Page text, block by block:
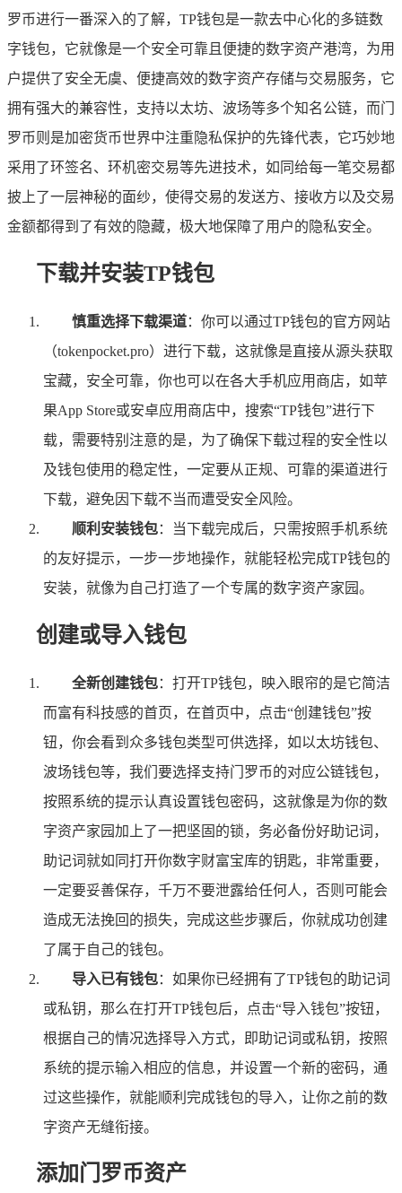
罗币进行一番深入的了解，TP钱包是一款去中心化的多链数
字钱包，它就像是一个安全可靠且便捷的数字资产港湾，为用
户提供了安全无虞、便捷高效的数字资产存储与交易服务，它
拥有强大的兼容性，支持以太坊、波场等多个知名公链，而门
罗币则是加密货币世界中注重隐私保护的先锋代表，它巧妙地
采用了环签名、环机密交易等先进技术，如同给每一笔交易都
披上了一层神秘的面纱，使得交易的发送方、接收方以及交易
金额都得到了有效的隐藏，极大地保障了用户的隐私安全。
下载并安装TP钱包
慎重选择下载渠道：你可以通过TP钱包的官方网站
（tokenpocket.pro）进行下载，这就像是直接从源头获取
宝藏，安全可靠，你也可以在各大手机应用商店，如苹
果App Store或安卓应用商店中，搜索“TP钱包”进行下
载，需要特别注意的是，为了确保下载过程的安全性以
及钱包使用的稳定性，一定要从正规、可靠的渠道进行
下载，避免因下载不当而遭受安全风险。
顺利安装钱包：当下载完成后，只需按照手机系统
的友好提示，一步一步地操作，就能轻松完成TP钱包的
安装，就像为自己打造了一个专属的数字资产家园。
创建或导入钱包
全新创建钱包：打开TP钱包，映入眼帘的是它简洁
而富有科技感的首页，在首页中，点击“创建钱包”按
钮，你会看到众多钱包类型可供选择，如以太坊钱包、
波场钱包等，我们要选择支持门罗币的对应公链钱包，
按照系统的提示认真设置钱包密码，这就像是为你的数
字资产家园加上了一把坚固的锁，务必备份好助记词，
助记词就如同打开你数字财富宝库的钥匙，非常重要，
一定要妥善保存，千万不要泄露给任何人，否则可能会
造成无法挽回的损失，完成这些步骤后，你就成功创建
了属于自己的钱包。
导入已有钱包：如果你已经拥有了TP钱包的助记词
或私钥，那么在打开TP钱包后，点击“导入钱包”按钮，
根据自己的情况选择导入方式，即助记词或私钥，按照
系统的提示输入相应的信息，并设置一个新的密码，通
过这些操作，就能顺利完成钱包的导入，让你之前的数
字资产无缝衔接。
添加门罗币资产